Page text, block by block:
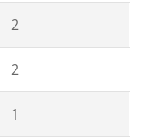
2
2
1